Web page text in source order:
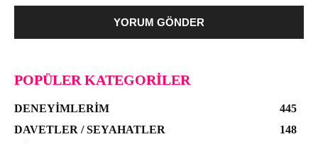
POPÜLER KATEGORILER
DENEYIMLERIM
445
DAVETLER / SEYAHATLER
148